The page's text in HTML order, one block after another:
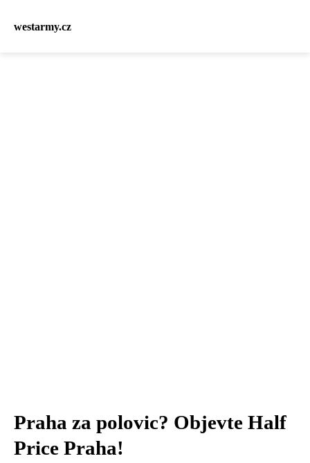
westarmy.cz
Praha za polovic? Objevte Half
Price Praha!